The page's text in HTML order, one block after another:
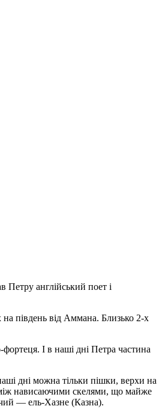
англійський поет і
на південь від Аммана. Близько 2-х
І в наші дні Петра частина
дні можна тільки пішки, верхи на
між нависаючими скелями, що майже
— ель-Хазне (Казна).